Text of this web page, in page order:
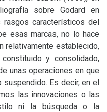
sobre Godard en
característicos del
esas marcas, no lo hace
relativamente establecido,
y consolidado,
unas operaciones en que
Es decir, en el
las innovaciones o las
ni la búsqueda o la